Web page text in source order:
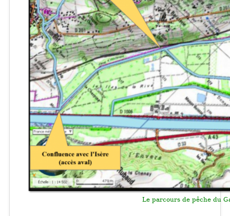
Le parcours de pêche du